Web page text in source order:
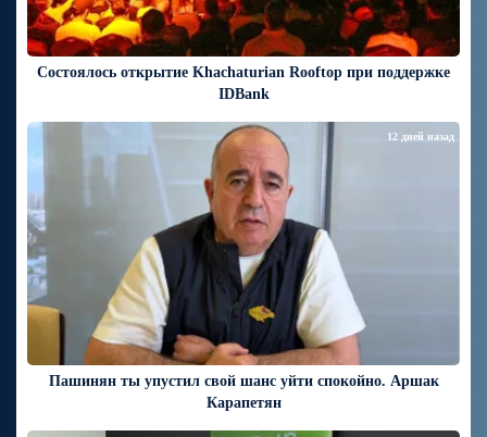
Состоялось открытие Khachaturian Rooftop при поддержке
IDBank
Пашинян ты упустил свой шанс уйти спокойно. Аршак
Карапетян
12 дней назад